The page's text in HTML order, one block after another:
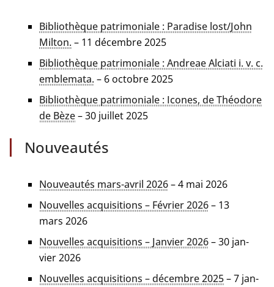
Bibliothèque patri­mo­niale : Paradise lost/John
Milton. – 11 décembre 2025
Bibliothèque patri­mo­niale : Andreae Alciati i. v. c.
emble­ma­ta. – 6 octobre 2025
Bibliothèque patri­mo­niale : Icones, de Théodore
de Bèze– 30 juillet 2025
Nouveautés
Nouveautés mars-avril 2026– 4 mai 2026
Nouvelles acqui­si­tions – Février 2026– 13
mars 2026
Nouvelles acqui­si­tions – Janvier 2026– 30 jan­
vier 2026
Nouvelles acqui­si­tions – décembre 2025– 7 jan­